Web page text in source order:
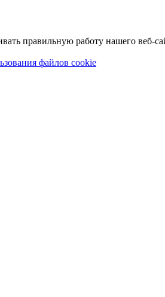
правильную работу нашего веб-
файлов cookie